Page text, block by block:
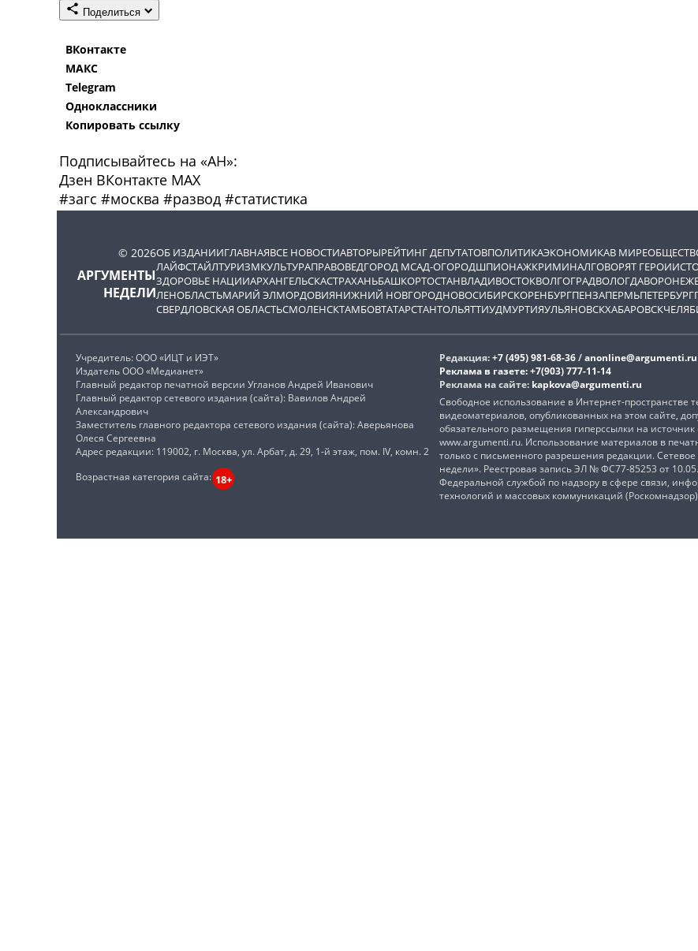
Поделиться
ВКонтакте
МАКС
Telegram
Одноклассники
Копировать ссылку
Подписывайтесь на «АН»:
Дзен ВКонтакте МАХ
#загс #москва #развод #статистика
© 2026
АРГУМЕНТЫ
НЕДЕЛИ
ОБ ИЗДАНИИГЛАВНАЯВСЕ НОВОСТИАВТОРЫРЕЙТИНГ ДЕПУТАТОВПОЛИТИКАЭКОНОМИКАВ МИРЕ
ЛАЙФСТАЙЛТУРИЗМКУЛЬТУРАПРАВОВЕДГОРОД МСАД-ОГОРОДШПИОНАЖКРИМИНАЛГОВОРЯТ ГЕРОИ
ЗДОРОВЬЕ НАЦИИАРХАНГЕЛЬСКАСТРАХАНЬБАШКОРТОСТАНВЛАДИВОСТОКВОЛГОГРАДВОЛОГДАВОРОНЕЖ
ЛЕНОБЛАСТЬМАРИЙ ЭЛМОРДОВИЯНИЖНИЙ НОВГОРОДНОВОСИБИРСКОРЕНБУРГПЕНЗАПЕРМЬПЕТЕРБУРГ
СВЕРДЛОВСКАЯ ОБЛАСТЬСМОЛЕНСКТАМБОВТАТАРСТАНТОЛЬЯТТИУДМУРТИЯУЛЬЯНОВСКХАБАРОВСК
Учредитель: ООО «ИЦТ и ИЭТ»
Издатель ООО «Медианет»
Главный редактор печатной версии Угланов Андрей Иванович
Главный редактор сетевого издания (сайта): Вавилов Андрей
Александрович
Заместитель главного редактора сетевого издания (сайта): Аверьянова
Олеся Сергеевна
Адрес редакции: 119002, г. Москва, ул. Арбат, д. 29, 1-й этаж, пом. IV, комн. 2
Возрастная категория сайта: 18+
Редакция:+7 (495) 981-68-36/anonline@argumenti.ru
Реклама в газете:+7(903) 777-11-14
Реклама на сайте: kapkova@argumenti.ru
Свободное использование в Интернет-пространстве
видеоматериалов, опубликованных на этом сайте,
обязательного размещения гиперссылки на
www.argumenti.ru. Использование материалов в
только с письменного разрешения редакции.
недели». Реестровая запись ЭЛ № ФС77-85253 от
Федеральной службой по надзору в сфере связи,
технологий и массовых коммуникаций (Роскомнадзор)